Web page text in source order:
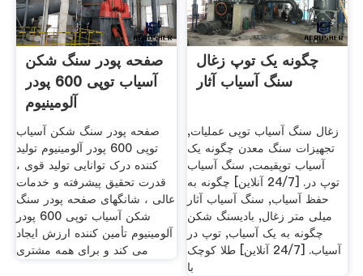
صفحه پودر سنگ شکن
آسیاب توپی 600 پودر
آلومینیوم
صفحه پودر سنگ شکن آسیاب
توپی 600 پودر آلومینیوم تولید
کننده درک توانایی تولید قوی ،
قدرت تحقیق پیشرفته و خدمات
عالی ، شانگهای صفحه پودر سنگ
شکن آسیاب توپی 600 پودر
آلومینیوم تأمین کننده ارزش ایجاد
می کند و برای همه مشتری
چگونه یک توپ زغال
سنگ آسیاب آثار
زغال سنگ آسیاب توپی عملیات,
تجهیزات سنگ معدن چگونه یک
آسیاب توپقیمت, سنگ آسیاب
توپ در. [24/7 آنلاین] چگونه به
حفظ آسیاب, سنگ آسیاب آثار
میلی متر زغال, بادیسنگ شکن
چگونه به یک آسیاب, توپ در
آسیاب. [24/7 آنلاین] طلا کوچک
با